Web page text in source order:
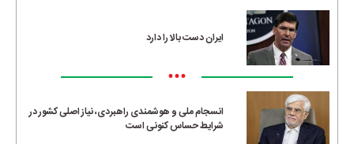
ایران دست بالا را دارد
•••
انسجام ملی و هوشمندی راهبردی، نیاز اصلی کشور در
شرایط حساس کنونی است